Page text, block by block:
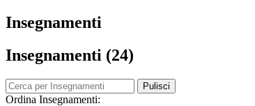
Insegnamenti
Insegnamenti (24)
Pulisci
Ordina Insegnamenti: